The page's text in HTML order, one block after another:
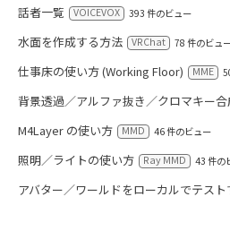
話者一覧 VOICEVOX 393 件のビュー
水面を作成する方法 VRChat 78 件のビュ
仕事床の使い方 (Working Floor) MME
背景透過／アルファ抜き／クロマキー
M4Layer の使い方 MMD 46 件のビュー
照明／ライトの使い方 Ray MMD 43 件の
アバター／ワールドをローカルでテス